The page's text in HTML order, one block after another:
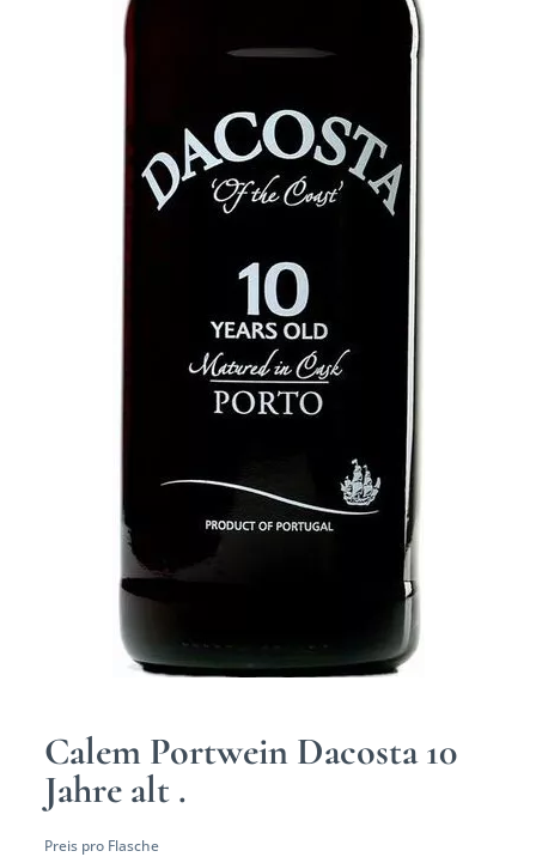
Calem Portwein Dacosta 10
Jahre alt .
Preis pro Flasche